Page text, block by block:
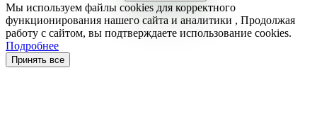
Мы используем файлы cookies для корректного
функционирования нашего сайта и аналитики , Продолжая
работу с сайтом, вы подтверждаете использование cookies.
Подробнее
Принять все